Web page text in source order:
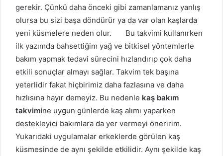
gerekir. Çünkü daha önceki gibi zamanlamanız yanlış
olursa bu sizi başa döndürür ya da var olan kaşlarda
yeni küsmelere neden olur. Bu takvimi kullanırken
ilk yazımda bahsettiğim yağ ve bitkisel yöntemlerle
bakım yapmak tedavi sürecini hızlandırıp çok daha
etkili sonuçlar almayı sağlar. Takvim tek başına
yeterlidir fakat hiçbirimiz daha fazlasına ve daha
hızlısına hayır demeyiz. Bu nedenle kaş bakım
takvimine uygun günlerde kaş alımı yaparken
destekleyici bakımlara da yer vermeyi öneririm.
Yukarıdaki uygulamalar erkeklerde görülen kaş
küsmesinde de aynı şekilde etkilidir. Aynı şekilde kaş